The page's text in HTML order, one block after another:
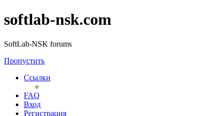
softlab-nsk.com
SoftLab-NSK forums
Пропустить
Ссылки
FAQ
Вход
Регистрация